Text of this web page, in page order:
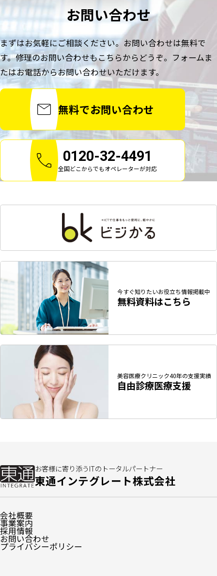
お問い合わせ
まずはお気軽にご相談ください。お問い合わせは無料で
す。修理のお問い合わせもこちらからどうぞ。 フォームま
たはお電話からお問い合わせいただけます。
無料でお問い合わせ
0120-32-4491
全国どこからでもオペレーターが対応
今すぐ知りたいお役立ち情報掲載中
無料資料はこちら
美容医療クリニック40年の支援実績
自由診療医療支援
お客様に寄り添うITのトータルパートナー
東通インテグレート株式会社
会社概要
事業案内
採用情報
お問い合わせ
プライバシーポリシー